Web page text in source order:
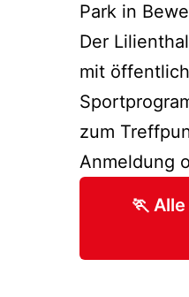
Park in
Der
mit
zum
Anmeldung
🏃